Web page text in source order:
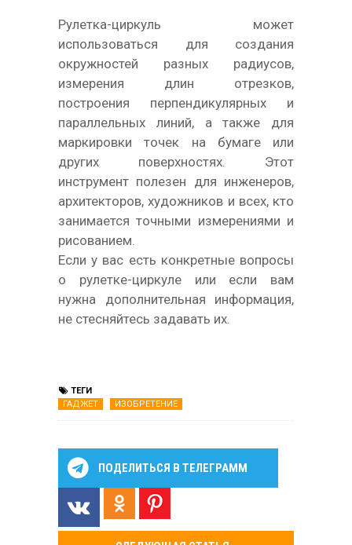
Рулетка-циркуль может
использоваться для создания
окружностей разных радиусов,
измерения длин отрезков,
построения перпендикулярных и
параллельных линий, а также для
маркировки точек на бумаге или
других поверхностях. Этот
инструмент полезен для инженеров,
архитекторов, художников и всех, кто
занимается точными измерениями и
рисованием.
Если у вас есть конкретные вопросы
о рулетке-циркуле или если вам
нужна дополнительная информация,
не стесняйтесь задавать их.
ТЕГИ
ГАДЖЕТ
ИЗОБРЕТЕНИЕ
ПОДЕЛИТЬСЯ В ТЕЛЕГРАММ